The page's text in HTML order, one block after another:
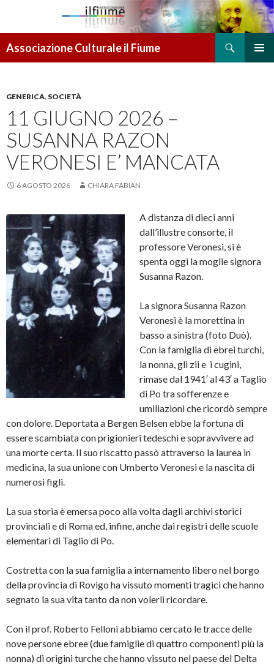
Associazione Culturale il Fiume
GENERICA, SOCIETÀ
11 GIUGNO 2026 –
SUSANNA RAZON
VERONESI E’ MANCATA
6 AGOSTO 2026 CHIARA FABIAN
A distanza di dieci anni
dall’illustre consorte, il
professore Veronesi, si è
spenta oggi la moglie signora
Susanna Razon.
La signora Susanna Razon
Veronesi è la morettina in
basso a sinistra (foto Duò).
Con la famiglia di ebrei turchi,
la nonna, gli zii e i cugini,
rimase dal 1941′ al 43′ a Taglio
di Po tra sofferenze e
umiliazioni che ricordò sempre
con dolore. Deportata a Bergen Belsen ebbe la fortuna di
essere scambiata con prigionieri tedeschi e sopravvivere ad
una morte certa. Il suo riscatto passò attraverso la laurea in
medicina, la sua unione con Umberto Veronesi e la nascita di
numerosi figli.
La sua storia è emersa poco alla volta dagli archivi storici
provinciali e di Roma ed, infine, anche dai registri delle scuole
elementari di Taglio di Po.
Costretta con la sua famiglia a internamento libero nel borgo
della provincia di Rovigo ha vissuto momenti tragici che hanno
segnato la sua vita tanto da non volerli ricordare.
Con il prof. Roberto Felloni abbiamo cercato le tracce delle
nove persone ebree (due famiglie di quattro componenti più la
nonna) di origini turche che hanno vissuto nel paese del Delta